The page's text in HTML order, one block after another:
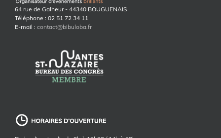
64 rue de Galheur - 44340 BOUGUENAIS
Téléphone : 02 51 72 34 11
E-mail : contact@bibuloba.fr